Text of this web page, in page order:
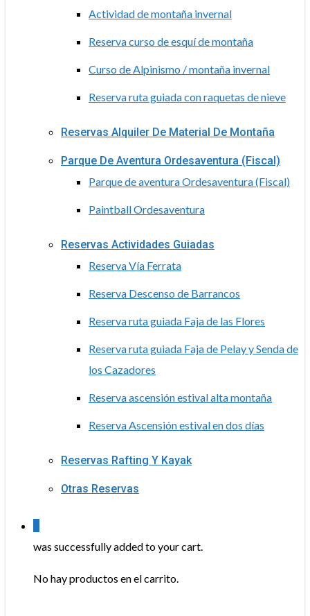
Actividad de montaña invernal
Reserva curso de esquí de montaña
Curso de Alpinismo / montaña invernal
Reserva ruta guiada con raquetas de nieve
Reservas Alquiler De Material De Montaña
Parque De Aventura Ordesaventura (Fiscal)
Parque de aventura Ordesaventura (Fiscal)
Paintball Ordesaventura
Reservas Actividades Guiadas
Reserva Vía Ferrata
Reserva Descenso de Barrancos
Reserva ruta guiada Faja de las Flores
Reserva ruta guiada Faja de Pelay y Senda de
los Cazadores
Reserva ascensión estival alta montaña
Reserva Ascensión estival en dos días
Reservas Rafting Y Kayak
Otras Reservas
was successfully added to your cart.
No hay productos en el carrito.